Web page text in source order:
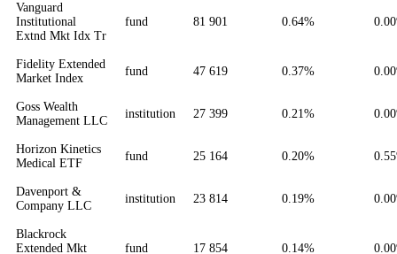
Vanguard
Institutional
Extnd Mkt Idx Tr
fund 81 901 0.64%
Fidelity Extended
Market Index
fund 47 619 0.37%
Goss Wealth
Management LLC
institution 27 399 0.21%
Horizon Kinetics
Medical ETF
fund 25 164 0.20%
Davenport &
Company LLC
institution 23 814 0.19%
Blackrock
Extended Mkt
fund 17 854 0.14%